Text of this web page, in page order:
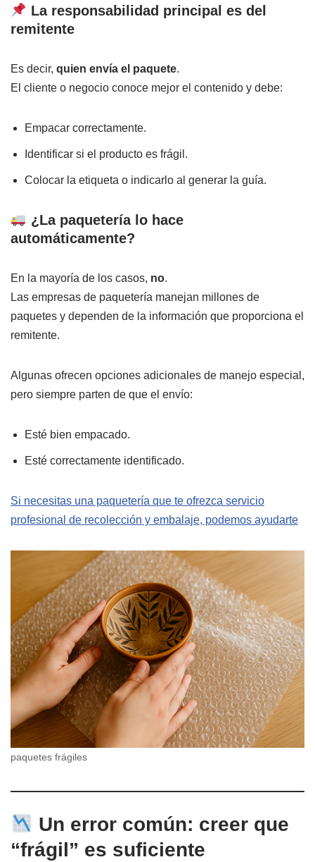
La responsabilidad principal es del
remitente
Es decir, quien envía el paquete.
El cliente o negocio conoce mejor el contenido y debe:
Empacar correctamente.
Identificar si el producto es frágil.
Colocar la etiqueta o indicarlo al generar la guía.
¿La paquetería lo hace
automáticamente?
En la mayoría de los casos, no.
Las empresas de paquetería manejan millones de
paquetes y dependen de la información que proporciona el
remitente.
Algunas ofrecen opciones adicionales de manejo especial,
pero siempre parten de que el envío:
Esté bien empacado.
Esté correctamente identificado.
Si necesitas una paquetería que te ofrezca servicio
profesional de recolección y embalaje, podemos ayudarte
paquetes frágiles
Un error común: creer que
“frágil” es suficiente